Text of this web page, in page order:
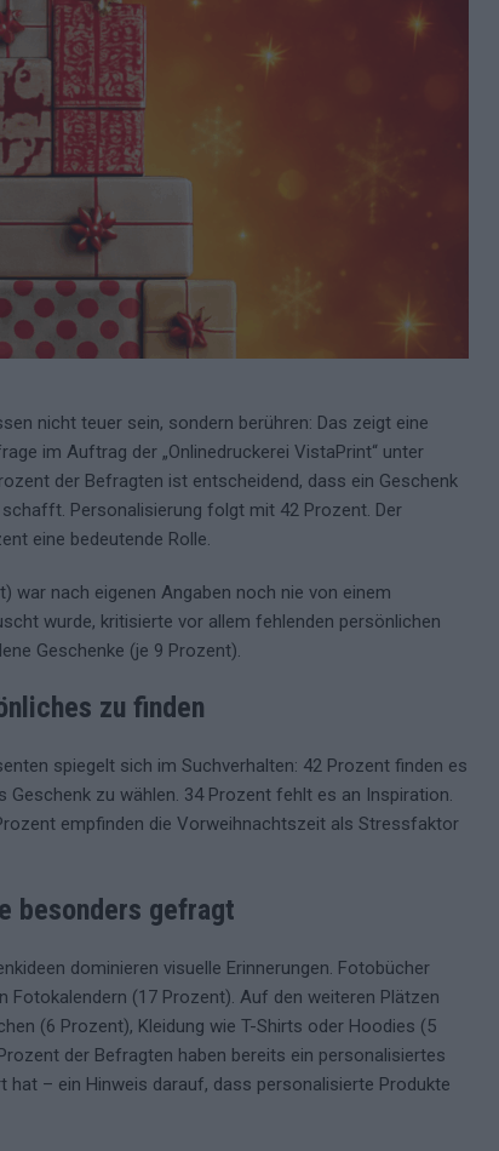
nicht teuer sein, sondern berühren: Das zeigt eine
im Auftrag der „Onlinedruckerei VistaPrint“ unter
der Befragten ist entscheidend, dass ein Geschenk
Personalisierung folgt mit 42 Prozent. Der
eine bedeutende Rolle.
war nach eigenen Angaben noch nie von einem
wurde, kritisierte vor allem fehlenden persönlichen
Geschenke (je 9 Prozent).
zu finden
spiegelt sich im Suchverhalten: 42 Prozent finden es
zu wählen. 34 Prozent fehlt es an Inspiration.
empfinden die Vorweihnachtszeit als Stressfaktor
besonders gefragt
dominieren visuelle Erinnerungen. Fotobücher
(17 Prozent). Auf den weiteren Plätzen
(6 Prozent), Kleidung wie T-Shirts oder Hoodies (5
der Befragten haben bereits ein personalisiertes
hat – ein Hinweis darauf, dass personalisierte Produkte